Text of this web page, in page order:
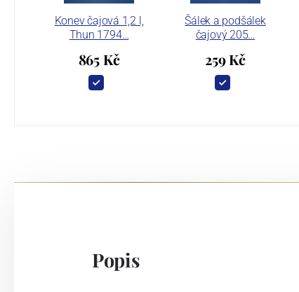
Konev čajová 1,2 l,
Thun 1794…
865 Kč
Šálek a podšálek
čajový 205…
259 Kč
Popis